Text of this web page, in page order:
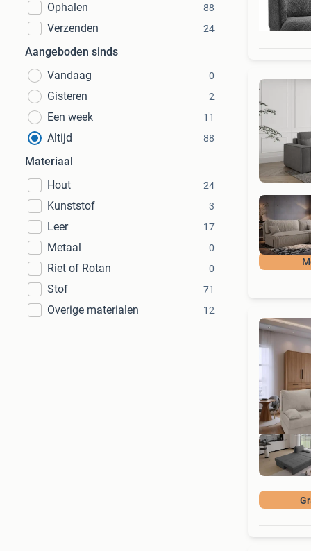
Ophalen
88
Verzenden 24
Aangeboden sinds
Vandaag
0
Gisteren 2
Een week 11
Altijd 88
Materiaal
Hout
24
Kunststof 3
Leer 17
Metaal 0
Riet of Rotan 0
Stof 71
Overige materialen 12